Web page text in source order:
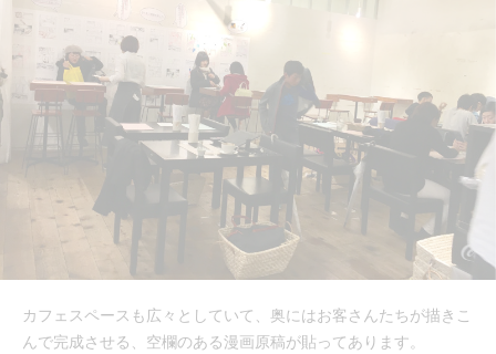
カフェスペースも広々としていて、奥にはお客さんたちが描きこ
んで完成させる、空欄のある漫画原稿が貼ってあります。